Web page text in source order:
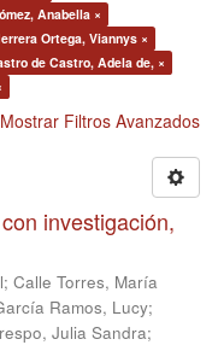
Anabella ×
Ortega, Viannys ×
de Castro, Adela de, ×
Mostrar Filtros Avanzados
investigación,
; Calle Torres, María
Ramos, Lucy;
Julia Sandra;